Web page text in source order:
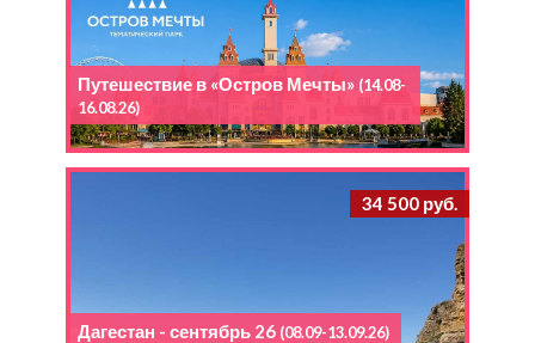
Путешествие в «Остров Мечты» (14.08-
16.08.26)
34 500 руб.
Дагестан - сентябрь 26 (08.09-13.09.26)